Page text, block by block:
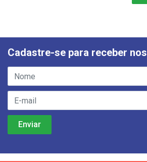
Cadastre-se para receber